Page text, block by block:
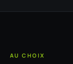
AU CHOIX